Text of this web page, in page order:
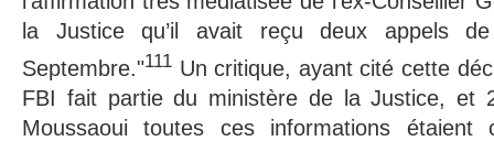
la Justice qu’il avait reçu deux appels
Septembre."111 Un critique, ayant cité cette
FBI fait partie du ministère de la Justice, et
Moussaoui toutes ces informations étaient